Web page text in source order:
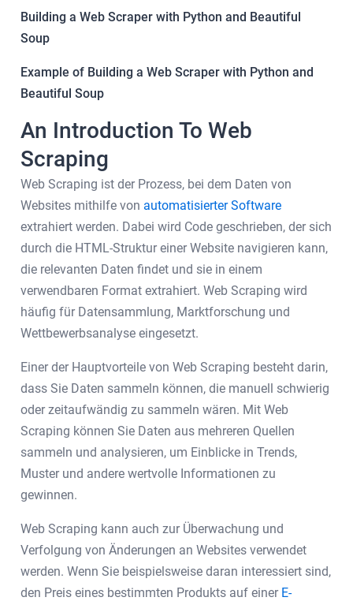
Building a Web Scraper with Python and Beautiful
Soup
Example of Building a Web Scraper with Python and
Beautiful Soup
An Introduction To Web
Scraping
Web Scraping ist der Prozess, bei dem Daten von
Websites mithilfe von automatisierter Software
extrahiert werden. Dabei wird Code geschrieben, der sich
durch die HTML-Struktur einer Website navigieren kann,
die relevanten Daten findet und sie in einem
verwendbaren Format extrahiert. Web Scraping wird
häufig für Datensammlung, Marktforschung und
Wettbewerbsanalyse eingesetzt.
Einer der Hauptvorteile von Web Scraping besteht darin,
dass Sie Daten sammeln können, die manuell schwierig
oder zeitaufwändig zu sammeln wären. Mit Web
Scraping können Sie Daten aus mehreren Quellen
sammeln und analysieren, um Einblicke in Trends,
Muster und andere wertvolle Informationen zu
gewinnen.
Web Scraping kann auch zur Überwachung und
Verfolgung von Änderungen an Websites verwendet
werden. Wenn Sie beispielsweise daran interessiert sind,
den Preis eines bestimmten Produkts auf einer E-